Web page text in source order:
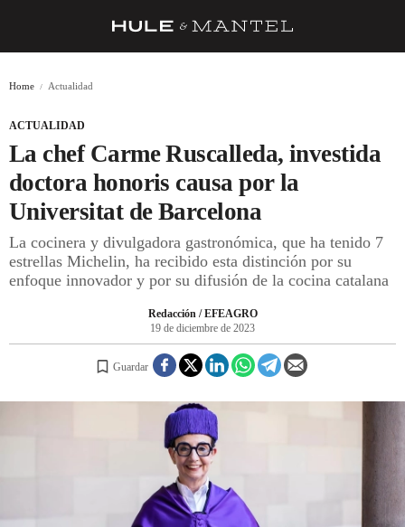
BARRAS Y ESTRELLAS
DÓNDE COMER
ÍDOLOS DE MESAS
CUADERNO DE VIAJE
REGISTRO
INICIAR SESIÓN
Home Actualidad
ACTUALIDAD
La chef Carme Ruscalleda, investida
doctora honoris causa por la
Universitat de Barcelona
La cocinera y divulgadora gastronómica, que ha tenido 7
estrellas Michelin, ha recibido esta distinción por su
enfoque innovador y por su difusión de la cocina catalana
Redacción / EFEAGRO
19 de diciembre de 2023
Guardar